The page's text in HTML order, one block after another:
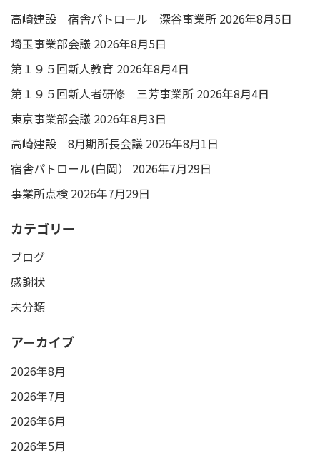
高崎建設 宿舎パトロール 深谷事業所 2026年8月5日
埼玉事業部会議 2026年8月5日
第１９５回新人教育 2026年8月4日
第１９５回新人者研修 三芳事業所 2026年8月4日
東京事業部会議 2026年8月3日
高崎建設 8月期所長会議 2026年8月1日
宿舎パトロール(白岡）
2026年7月29日
事業所点検 2026年7月29日
カテゴリー
ブログ
感謝状
未分類
アーカイブ
2026年8月
2026年7月
2026年6月
2026年5月